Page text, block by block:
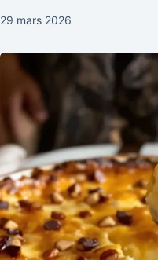
29 mars 2026